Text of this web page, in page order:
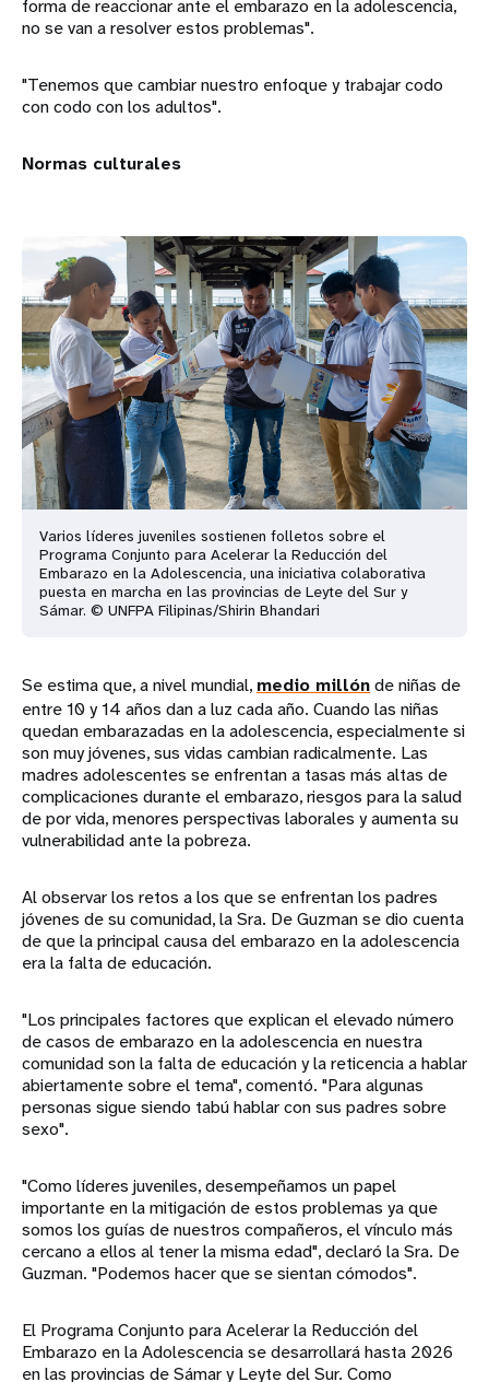
forma de reaccionar ante el embarazo en la adolescencia,
no se van a resolver estos problemas".
"Tenemos que cambiar nuestro enfoque y trabajar codo
con codo con los adultos".
Normas culturales
Varios líderes juveniles sostienen folletos sobre el
Programa Conjunto para Acelerar la Reducción del
Embarazo en la Adolescencia, una iniciativa colaborativa
puesta en marcha en las provincias de Leyte del Sur y
Sámar. © UNFPA Filipinas/Shirin Bhandari
Se estima que, a nivel mundial, medio millónde niñas de
entre 10 y 14 años dan a luz cada año. Cuando las niñas
quedan embarazadas en la adolescencia, especialmente si
son muy jóvenes, sus vidas cambian radicalmente. Las
madres adolescentes se enfrentan a tasas más altas de
complicaciones durante el embarazo, riesgos para la salud
de por vida, menores perspectivas laborales y aumenta su
vulnerabilidad ante la pobreza.
Al observar los retos a los que se enfrentan los padres
jóvenes de su comunidad, la Sra. De Guzman se dio cuenta
de que la principal causa del embarazo en la adolescencia
era la falta de educación.
"Los principales factores que explican el elevado número
de casos de embarazo en la adolescencia en nuestra
comunidad son la falta de educación y la reticencia a hablar
abiertamente sobre el tema", comentó. "Para algunas
personas sigue siendo tabú hablar con sus padres sobre
sexo".
"Como líderes juveniles, desempeñamos un papel
importante en la mitigación de estos problemas ya que
somos los guías de nuestros compañeros, el vínculo más
cercano a ellos al tener la misma edad", declaró la Sra. De
Guzman. "Podemos hacer que se sientan cómodos".
El Programa Conjunto para Acelerar la Reducción del
Embarazo en la Adolescencia se desarrollará hasta 2026
en las provincias de Sámar y Leyte del Sur. Como